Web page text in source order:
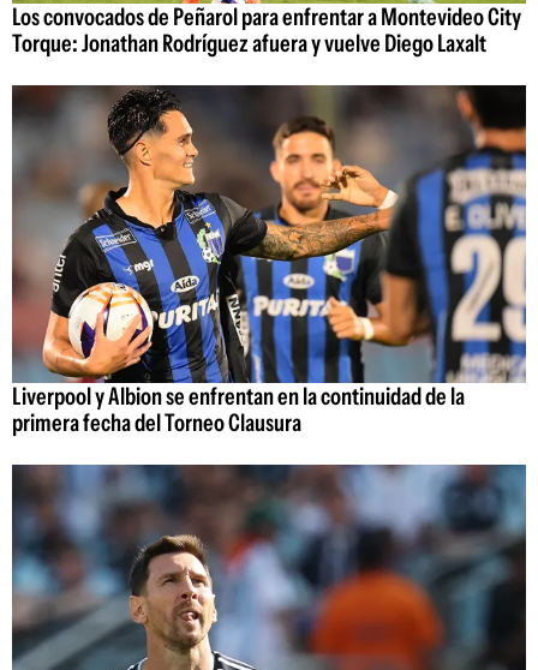
Los convocados de Peñarol para enfrentar a Montevideo City
Torque: Jonathan Rodríguez afuera y vuelve Diego Laxalt
Liverpool y Albion se enfrentan en la continuidad de la
primera fecha del Torneo Clausura